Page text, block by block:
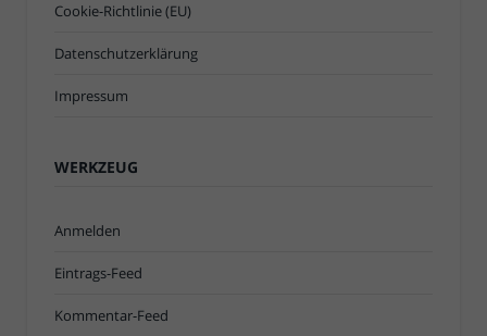
Cookie-Richtlinie (EU)
Datenschutzerklärung
Impressum
WERKZEUG
Anmelden
Eintrags-Feed
Kommentar-Feed